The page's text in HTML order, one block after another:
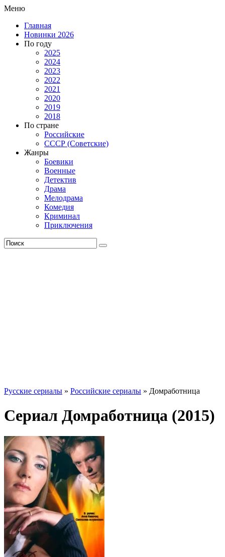
Меню
Главная
Новинки 2026
По году
2025
2024
2023
2022
2021
2020
2019
2018
По стране
Российские
СССР (Советские)
Жанры
Боевики
Военные
Детектив
Драма
Мелодрама
Комедия
Криминал
Приключения
Русские сериалы » Российские сериалы » Домработница
Сериал Домработница (2015)